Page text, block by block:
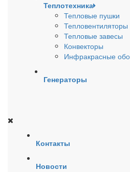
Теплотехника
Тепловые пушки
Тепловентиляторы
Тепловые завесы
Конвекторы
Инфракрасные
Генераторы
Контакты
Новости